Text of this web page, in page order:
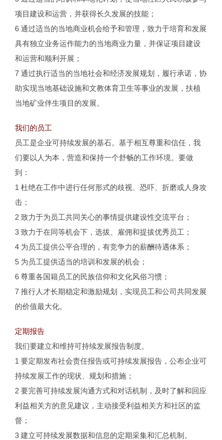
项目建设和运营，并获得长久发展的技能；
6 通过适当的当地商业机会给予和管理，致力于培育和发展
具有独立业务运作能力的当地商业力量，并保证项目建设
和运营和顺利开展；
7 通过执行适当的当地社会和经济发展规划，履行承诺，协
助实现当地基础设施和文教体育卫生等事业的发展，扶植
当地矿业伴生项目的发展。
我们的员工
员工是企业可持续发展的基石。基于相互尊重和信任，我
们要以人为本，营造和保持一个舒畅的工作环境。要做
到：
1 杜绝在工作中进行任何形式的歧视、恐吓、折磨或人身攻
击；
2 致力于为员工共同关心的事情提供建设性交流平台；
3 致力于在同等机会下，选拔、雇佣和提拔优秀员工；
4 为员工提供公平合理的，有竞争力的薪酬待遇体系；
5 为员工提供适当的培训和发展的机会；
6 尊重各国籍员工的民族信仰和文化风俗习惯；
7 推行人才长期稳定和激励规划，实现员工和公司共同发展
的价值最大化。
定期报告
我们要建立和维持可持续发展报告制度。
1 要定期发布社会责任报告或可持续发展报告，公布企业可
持续发展工作的现状、规划和措施；
2 要完善可持续发展沟通方式和对话机制，及时了解和回应
利益相关方的意见建议，主动接受利益相关方和社区的监
督；
3 建立可持续发展数据和信息的定期采集和汇总机制。